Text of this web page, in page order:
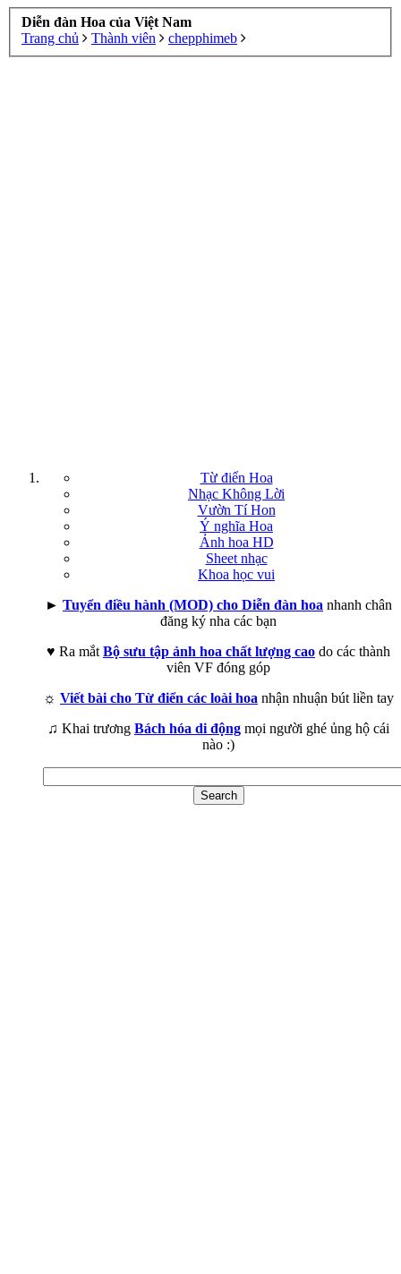
Diễn đàn Hoa của Việt Nam
Trang chủ
Thành viên chepphimeb
Từ điển Hoa
Nhạc Không Lời
Vườn Tí Hon
Ý nghĩa Hoa
Ảnh hoa HD
Sheet nhạc
Khoa học vui
► Tuyển điều hành (MOD) cho Diễn đàn hoa nhanh chân
đăng ký nha các bạn
♥ Ra mắt Bộ sưu tập ảnh hoa chất lượng cao do các thành
viên VF đóng góp
☼ Viết bài cho Từ điển các loài hoa nhận nhuận bút liền tay
♫ Khai trương Bách hóa di động mọi người ghé ủng hộ cái
nào :)